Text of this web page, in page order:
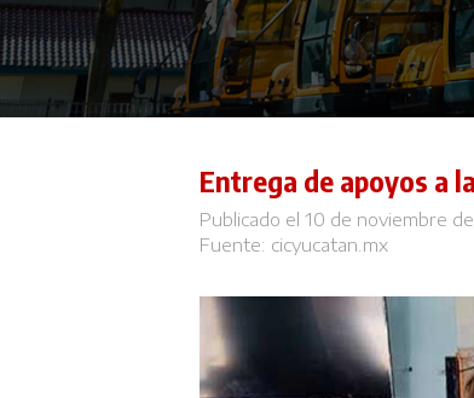
Entrega de apoyos a
Publicado el 10 de noviembre
Fuente: cicyucatan.mx